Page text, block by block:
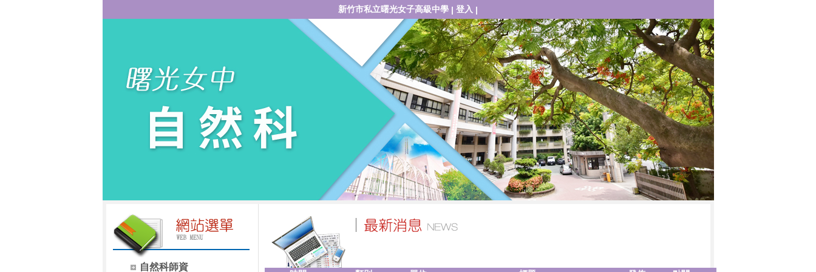
新竹市私立曙光女子高級中學 | 登入 |
自然科師資